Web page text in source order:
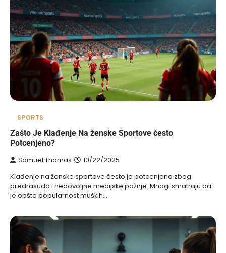
SPORTS
Zašto Je Klađenje Na ženske Sportove često
Potcenjeno?
Samuel Thomas 10/22/2025
Klađenje na ženske sportove često je potcenjeno zbog
predrasuda i nedovoljne medijske pažnje. Mnogi smatraju da
je opšta popularnost muških…